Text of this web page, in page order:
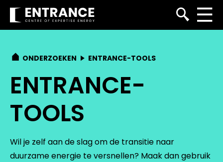
ONDERZOEKEN ENTRANCE-TOOLS
ENTRANCE-
TOOLS
Wil je zelf aan de slag om de transitie naar
duurzame energie te versnellen? Maak dan gebruik